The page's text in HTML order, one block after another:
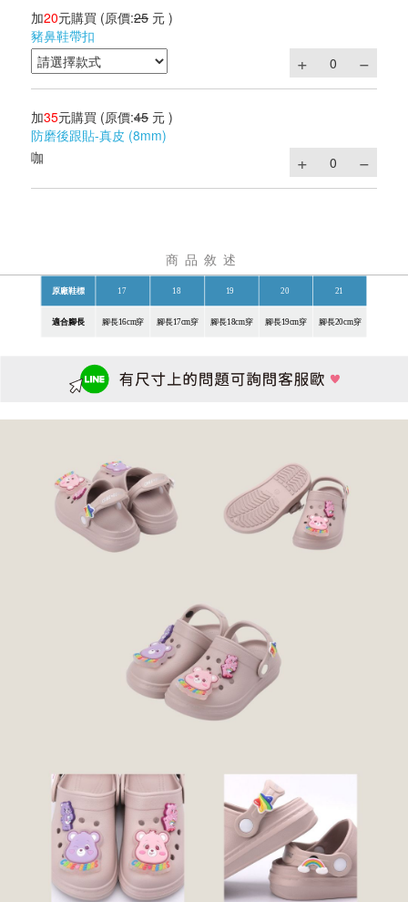
加20元購買 (原價:25 元 )
豬鼻鞋帶扣
加35元購買 (原價:45 元 )
防磨後跟貼-真皮 (8mm)
咖
商品敘述